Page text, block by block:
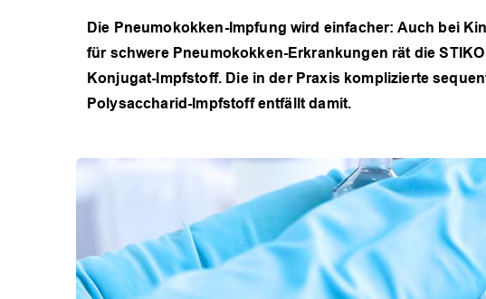
Die Pneumokokken-Impfung wird einfacher: Auch bei
für schwere Pneumokokken-Erkrankungen rät die
Konjugat-Impfstoff. Die in der Praxis komplizierte
Polysaccharid-Impfstoff entfällt damit.